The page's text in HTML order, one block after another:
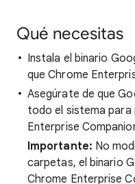
Qué necesitas
Instala el binario
que Chrome
Asegúrate de que
todo el sistema para
Enterprise
Importante: No
carpetas, el binario
Chrome Enterprise